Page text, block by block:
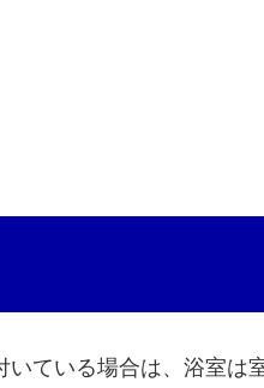
いている場合は、浴室は